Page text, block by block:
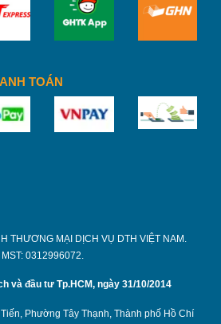
TOÁN
THƯƠNG MẠI DỊCH VỤ DTH VIỆT NAM.
MST: 0312996072.
và đầu tư Tp.HCM, ngày 31/10/2014
Phường Tây Thạnh, Thành phố Hồ Chí